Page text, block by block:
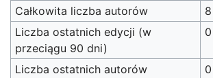
Całkowita liczba autorów
8
Liczba ostatnich edycji (w
przeciągu 90 dni)
0
Liczba ostatnich autorów 0